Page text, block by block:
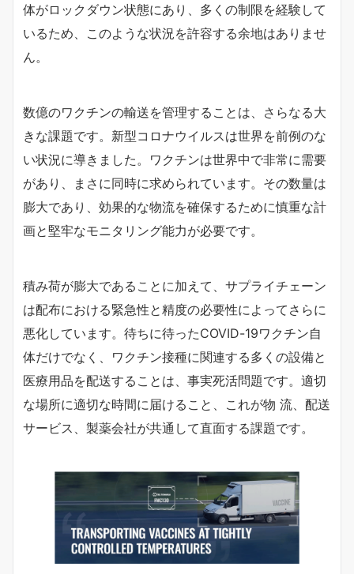
体がロックダウン状態にあり、多くの制限を経験して
いるため、このような状況を許容する余地はありませ
ん。
数億のワクチンの輸送を管理することは、さらなる大
きな課題です。新型コロナウイルスは世界を前例のな
い状況に導きました。ワクチンは世界中で非常に需要
があり、まさに同時に求められています。その数量は
膨大であり、効果的な物流を確保するために慎重な計
画と堅牢なモニタリング能力が必要です。
積み荷が膨大であることに加えて、サプライチェーン
は配布における緊急性と精度の必要性によってさらに
悪化しています。待ちに待ったCOVID-19ワクチン自
体だけでなく、ワクチン接種に関連する多くの設備と
医療用品を配送することは、事実死活問題です。適切
な場所に適切な時間に届けること、これが物 流、配送
サービス、製薬会社が共通して直面する課題です。